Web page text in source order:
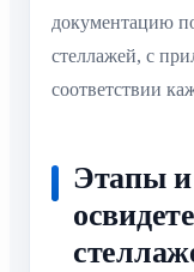
документацию
стеллажей, с
соответствии
Этапы